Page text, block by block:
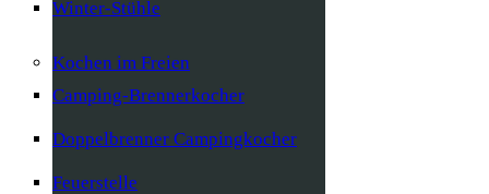
Winter-Stühle
Kochen im Freien
Camping-Brennerkocher
Doppelbrenner Campingkocher
Feuerstelle